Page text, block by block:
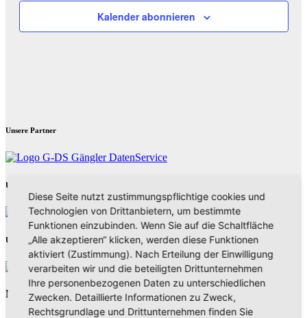
Kalender abonnieren
Unsere Partner
Unsere Partner
Unsere Partner
Neues aus Unternehmen
Diese Seite nutzt zustimmungspflichtige cookies und
Technologien von Drittanbietern, um bestimmte
Funktionen einzubinden. Wenn Sie auf die Schaltfläche
„Alle akzeptieren“ klicken, werden diese Funktionen
aktiviert (Zustimmung). Nach Erteilung der Einwilligung
verarbeiten wir und die beteiligten Drittunternehmen
Ihre personenbezogenen Daten zu unterschiedlichen
Zwecken. Detaillierte Informationen zu Zweck,
Rechtsgrundlage und Drittunternehmen finden Sie